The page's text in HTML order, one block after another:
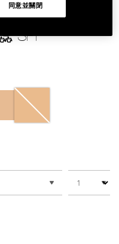
CUSHION SPF 50+/PA+++
SPF
數量
同意並關閉